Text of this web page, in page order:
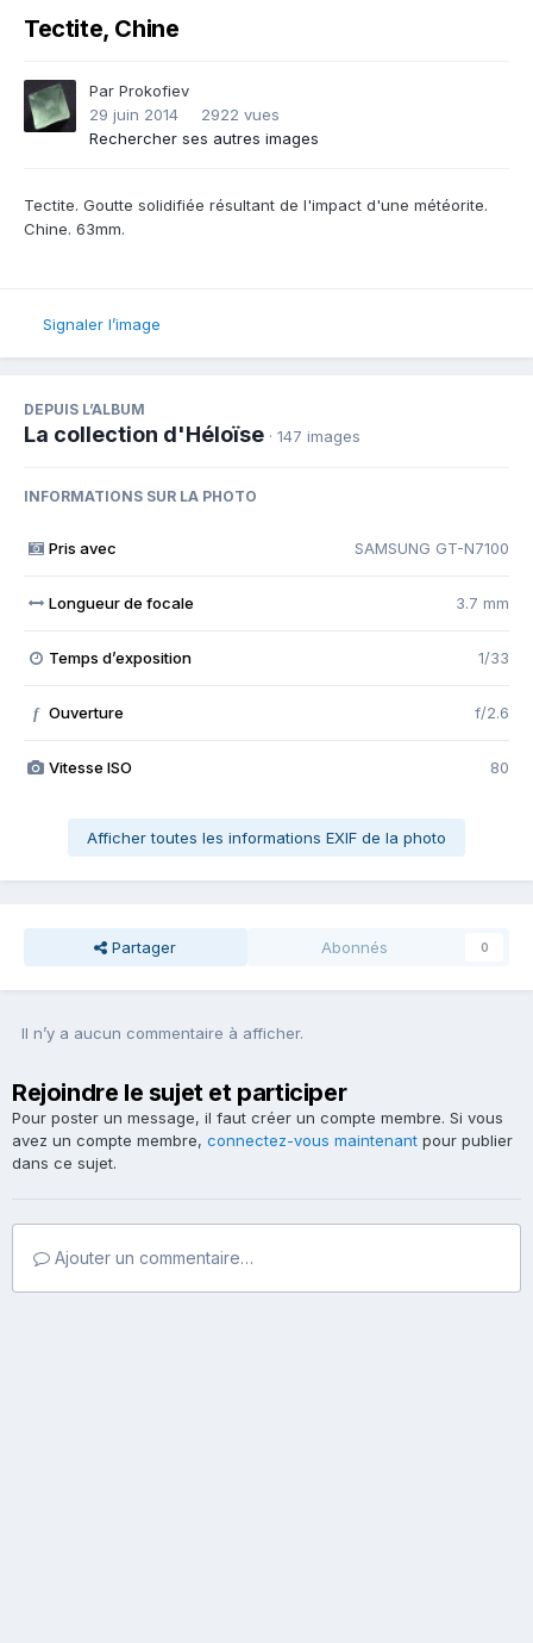
Tectite, Chine
Par Prokofiev
29 juin 2014
2922 vues
Rechercher ses autres images
Tectite. Goutte solidifiée résultant de l'impact d'une météorite.
Chine. 63mm.
Signaler l’image
DEPUIS L’ALBUM
La collection d'Héloïse · 147 images
INFORMATIONS SUR LA PHOTO
Pris avec SAMSUNG GT-N7100
Longueur de focale 3.7 mm
Temps d’exposition 1/33
f Ouverture f/2.6
Vitesse ISO 80
Afficher toutes les informations EXIF de la photo
Partager Abonnés 0
Il n’y a aucun commentaire à afficher.
Rejoindre le sujet et participer
Pour poster un message, il faut créer un compte membre. Si vous
avez un compte membre, connectez-vous maintenant pour publier
dans ce sujet.
Ajouter un commentaire…